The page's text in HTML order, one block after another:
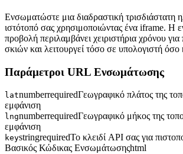
Ενσωματώστε μια διαδραστική τρισδιάστατη
ιστότοπό σας χρησιμοποιώντας ένα iframe. Η
προβολή περιλαμβάνει χειριστήρια χρόνου
σκιών και λειτουργεί τόσο σε υπολογιστή όσο
Παράμετροι URL Ενσωμάτωσης
latnumberrequiredΓεωγραφικό πλάτος της
εμφάνιση
lngnumberrequiredΓεωγραφικό μήκος της
εμφάνιση
keystringrequiredΤο κλειδί API σας για
Βασικός Κώδικας Ενσωμάτωσηςhtml